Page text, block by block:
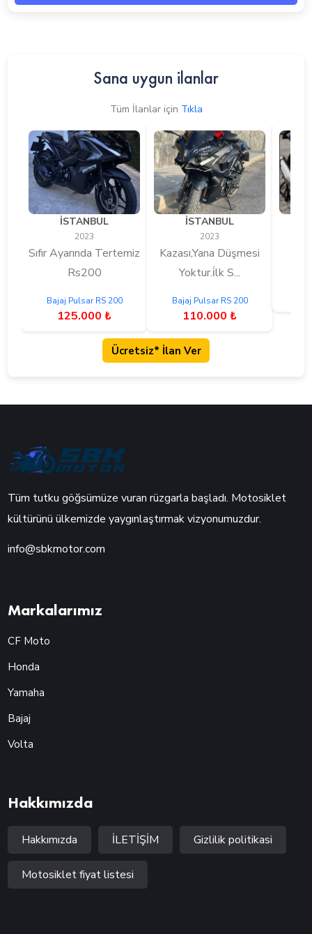
Sana uygun ilanlar
Tüm İlanlar için Tıkla
İSTANBUL
2023
Sıfır Ayarında Tertemiz
Rs200
Bajaj Pulsar RS 200
125.000 ₺
İSTANBUL
2023
Kazası,Yana Düşmesi
Yoktur.i̇lk S...
Bajaj Pulsar RS 200
110.000 ₺
Ücretsiz* İlan Ver
Tüm tutku göğsümüze vuran rüzgarla başladı. Motosiklet
kültürünü ülkemizde yaygınlaştırmak vizyonumuzdur.
info@sbkmotor.com
Markalarımız
CF Moto
Honda
Yamaha
Bajaj
Volta
Hakkımızda
Hakkımızda İLETİŞİM Gizlilik politikasi
Motosiklet fiyat listesi